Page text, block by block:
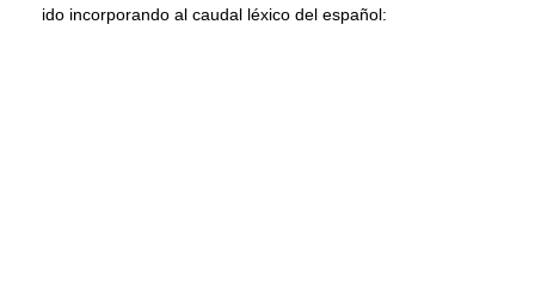
ido incorporando al caudal léxico del español: